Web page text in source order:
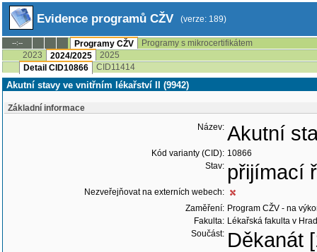
Evidence programů CŽV (verze: 189)
--:-- Programy CŽV
Programy s mikrocertifikátem
2023
2024/2025
2025
Detail CID10866
CID11414
Akutní stavy ve vnitřním lékařství II (9942)
Základní informace
Název: Akutní
Kód varianty (CID): 10866
Stav: přijímací
Nezveřejňovat na externích webech:
Zaměření: Program CŽV - na
Fakulta: Lékařská fakulta v
Součást: Děkanát